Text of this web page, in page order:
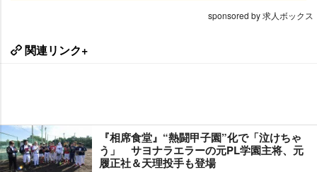
sponsored by 求人ボックス
関連リンク+
『相席食堂』“熱闘甲子園”化で「泣けちゃ
う」 サヨナラエラーの元PL学園主将、元
履正社＆天理投手も登場